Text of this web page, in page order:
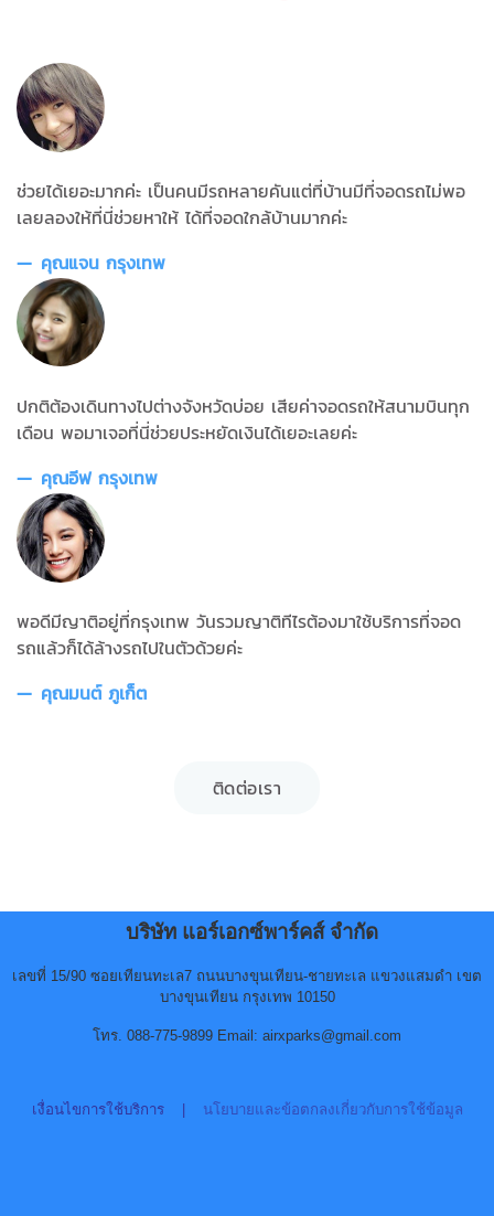
ช่วยได้เยอะมากค่ะ เป็นคนมีรถหลายคันแต่ที่บ้านมีที่จอดรถไม่พอ
เลยลองให้ที่นี่ช่วยหาให้ ได้ที่จอดใกล้บ้านมากค่ะ
คุณแจน กรุงเทพ
ปกติต้องเดินทางไปต่างจังหวัดบ่อย เสียค่าจอดรถให้สนามบินทุก
เดือน พอมาเจอที่นี่ช่วยประหยัดเงินได้เยอะเลยค่ะ
คุณอีฟ กรุงเทพ
พอดีมีญาติอยู่ที่กรุงเทพ วันรวมญาติทีไรต้องมาใช้บริการที่จอด
รถแล้วก็ได้ล้างรถไปในตัวด้วยค่ะ
คุณมนต์ ภูเก็ต
ติดต่อเรา
บริษัท แอร์เอกซ์พาร์คส์ จำกัด
เลขที่ 15/90 ซอยเทียนทะเล7 ถนนบางขุนเทียน-ชายทะเล แขวงแสมดำ เขต
บางขุนเทียน กรุงเทพ 10150
โทร. 088-775-9899 Email: airxparks@gmail.com
เงื่อนไขการใช้บริการ| นโยบายและข้อตกลงเกี่ยวกับการใช้ข้อมูล